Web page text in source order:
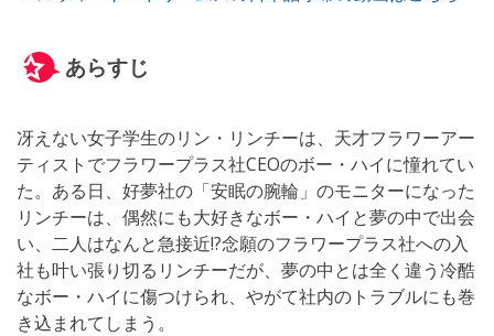
あらすじ
冴えない女子学生のリン・リンチーは、天才フラワーアー
ティストでフラワープラス社CEOのボー・ハイに憧れてい
た。ある日、好夢社の「安眠の腕輪」のモニターになった
リンチーは、偶然にも大好きなボー・ハイと夢の中で出会
い、二人はなんと急接近!?念願のフラワープラス社への入
社も叶い張り切るリンチーだが、夢の中とは全く違う冷酷
なボー・ハイに傷つけられ、やがて社内のトラブルにも巻
き込まれてしまう。